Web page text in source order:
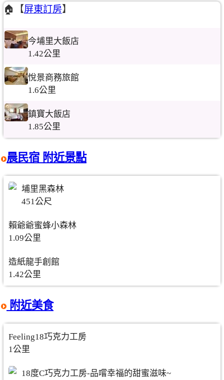
🏠【屏東訂房】
今埔里大飯店
1.42公里
悅景商務旅館
1.6公里
鎮寶大飯店
1.85公里
晨民宿 附近景點
埔里黑森林
451公尺
賴爺爺蜜蜂小森林
1.09公里
造紙龍手創館
1.42公里
附近美食
Feeling18巧克力工房
1公里
18度C巧克力工房-品嚐幸福的甜蜜滋味~